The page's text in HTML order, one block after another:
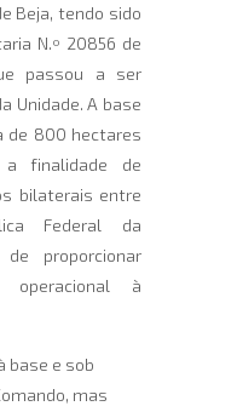
Beja, tendo sido
N.º 20856 de
passou a ser
Unidade. A base
de 800 hectares
finalidade de
bilaterais entre
Federal da
proporcionar
operacional à
base e sob
mas